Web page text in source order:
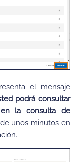
el mensaje
podrá consultar
la consulta de
unos minutos en